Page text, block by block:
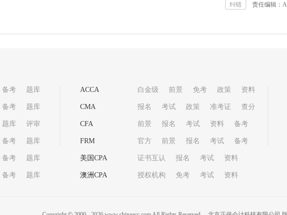
纠错 责任编辑：
备考 题库
备考 题库
题库 评审
备考 题库
备考 题库
备考 题库
ACCA 白金级 前景 免考 政策 资料
CMA 报名 考试 政策 准考证 查分
CFA 前景 报名 考试 资料 备考
FRM 官方 前景 报名 考试 备考
美国CPA 证书互认 报名 考试 资料
澳洲CPA 授权机构 免考 考试 资料